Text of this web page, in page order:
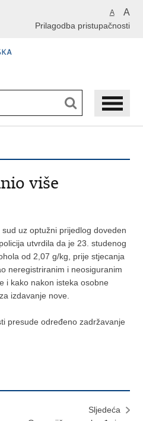
A A
Prilagodba pristupačnosti
više
uz optužni prijedlog doveden
utvrdila da je 23. studenog
od 2,07 g/kg, prije stjecanja
neregistriranim i neosiguranim
i kako nakon isteka osobne
izdavanje nove.
presude određeno zadržavanje
Sljedeća